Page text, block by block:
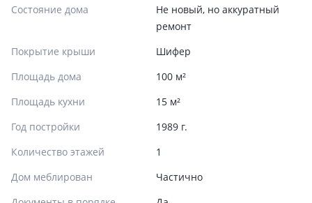
Состояние дома
Не новый, но аккуратный
ремонт
Покрытие крыши
Шифер
Площадь дома
100 м²
Площадь кухни
15 м²
Год постройки
1989 г.
Количество этажей
1
Дом меблирован
Частично